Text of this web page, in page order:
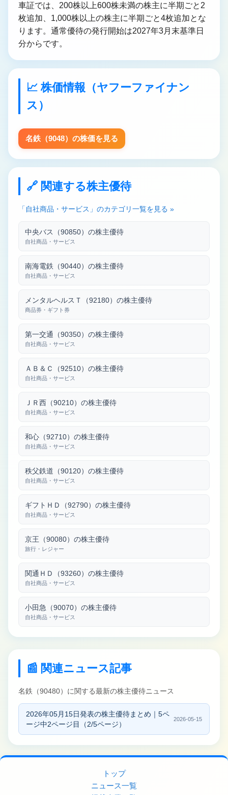
車証では、200株以上600株未満の株主に半期ごと2
枚追加、1,000株以上の株主に半期ごと4枚追加とな
ります。通常優待の発行開始は2027年3月末基準日
分からです。
📈 株価情報（ヤフーファイナン
ス）
名鉄（9048）の株価を見る
🔗 関連する株主優待
「自社商品・サービス」のカテゴリ一覧を見る »
中央バス（90850）の株主優待
自社商品・サービス
南海電鉄（90440）の株主優待
自社商品・サービス
メンタルヘルスＴ（92180）の株主優待
商品券・ギフト券
第一交通（90350）の株主優待
自社商品・サービス
ＡＢ＆Ｃ（92510）の株主優待
自社商品・サービス
ＪＲ西（90210）の株主優待
自社商品・サービス
和心（92710）の株主優待
自社商品・サービス
秩父鉄道（90120）の株主優待
自社商品・サービス
ギフトＨＤ（92790）の株主優待
自社商品・サービス
京王（90080）の株主優待
旅行・レジャー
関通ＨＤ（93260）の株主優待
自社商品・サービス
小田急（90070）の株主優待
自社商品・サービス
📰 関連ニュース記事
名鉄（90480）に関する最新の株主優待ニュース
2026年05月15日発表の株主優待まとめ｜5ペ
ージ中2ページ目（2/5ページ）
2026-05-15
トップ
ニュース一覧